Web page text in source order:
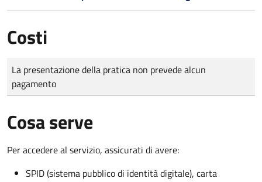
Costi
Tipo di pagamento
Importo
La presentazione della pratica non prevede alcun
pagamento
Cosa serve
Per accedere al servizio, assicurati di avere:
SPID (sistema pubblico di identità digitale), carta